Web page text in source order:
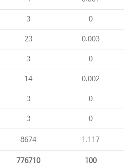
3 0
23 0.003
3 0
14 0.002
3 0
3 0
8674 1.117
776710 100